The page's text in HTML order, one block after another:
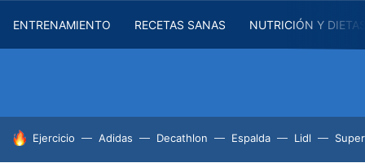
ENTRENAMIENTO RECETAS SANAS NUTRICIÓN Y
HOY SE HABLA DE
Ejercicio Adidas Decathlon Espalda Lidl